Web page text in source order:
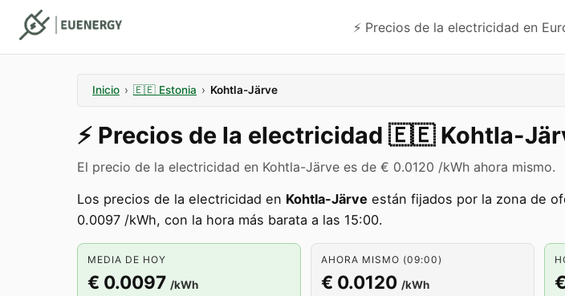
⚡️ Precios de la electricidad en
Inicio › 🇪🇪 Estonia › Kohtla-Järve
⚡️ Precios de la electricidad 🇪🇪 Kohtla-
El precio de la electricidad en Kohtla-Järve es de € 0.0120 /kWh ahora mismo.
Los precios de la electricidad en Kohtla-Järve están fijados por la zona de
0.0097 /kWh, con la hora más barata a las 15:00.
MEDIA DE HOY
€ 0.0097 /kWh
AHORA MISMO (09:00)
€ 0.0120 /kWh